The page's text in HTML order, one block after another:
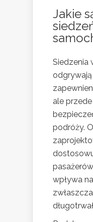
Jakie
Siedzenia
ale
podróży.
wpływa